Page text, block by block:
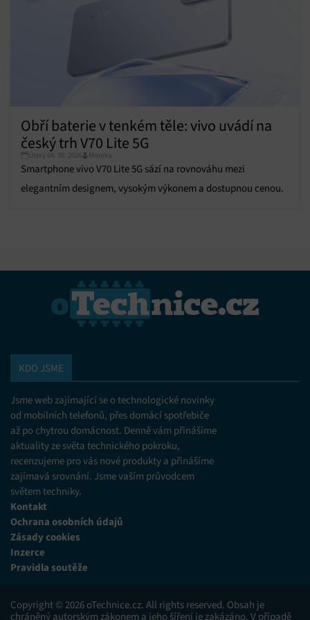
Obří baterie v tenkém těle: vivo uvádí na
český trh V70 Lite 5G
Úterý 04. 08. 2026 Monika
Smartphone vivo V70 Lite 5G sází na rovnováhu mezi
elegantním designem, vysokým výkonem a dostupnou cenou.
KDO JSME
Jsme web zajímající se o technologické novinky
od mobilních telefonů, přes domácí spotřebiče
až po chytrou domácnost. Denně vám přinášíme
aktuality ze světa technického pokroku,
recenzujeme pro vás nové produkty a přinášíme
zajímavá srovnání. Jsme vaším průvodcem
světem techniky.
Kontakt
Ochrana osobních údajů
Zásady cookies
Inzerce
Pravidla soutěže
Copyright © 2026 oTechnice.cz. All rights reserved. Obsah je
chráněný autorským zákonem a jeho šíření je zakázáno. V případě